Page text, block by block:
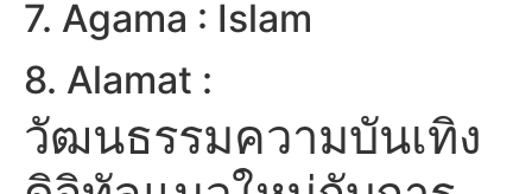
7. Agama : Islam
8. Alamat :
วัฒนธรรมความบันเทิง